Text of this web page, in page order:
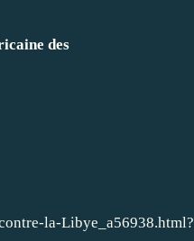
des
la-Libye_a56938.html?